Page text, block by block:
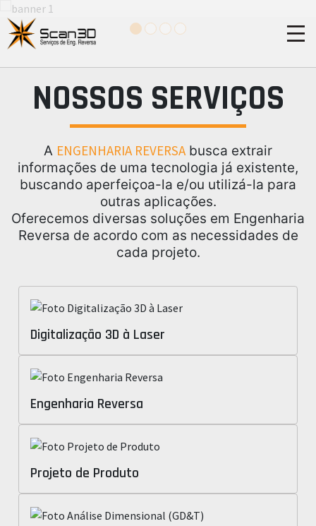
Serviços de Engenharia
NOSSOS SERVIÇOS
A ENGENHARIA REVERSAbusca extrair
informações de uma tecnologia já existente,
buscando aperfeiçoa-la e/ou utilizá-la para
outras aplicações.
Oferecemos diversas soluções em Engenharia
Reversa de acordo com as necessidades de
cada projeto.
Digitalização 3D à Laser
Engenharia Reversa
Projeto de Produto